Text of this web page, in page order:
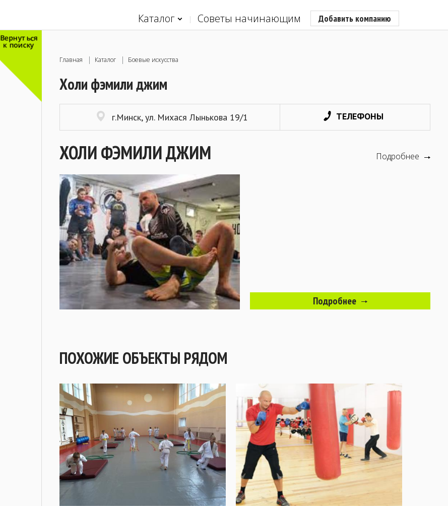
Каталог Советы начинающим Добавить компанию
Вернуться
к поиску
Главная Каталог Боевые искусства
Холи фэмили джим
г.Минск, ул. Михася Лынькова 19/1 ТЕЛЕФОНЫ
Подробнее
ХОЛИ ФЭМИЛИ ДЖИМ
Подробнее
ПОХОЖИЕ ОБЪЕКТЫ РЯДОМ